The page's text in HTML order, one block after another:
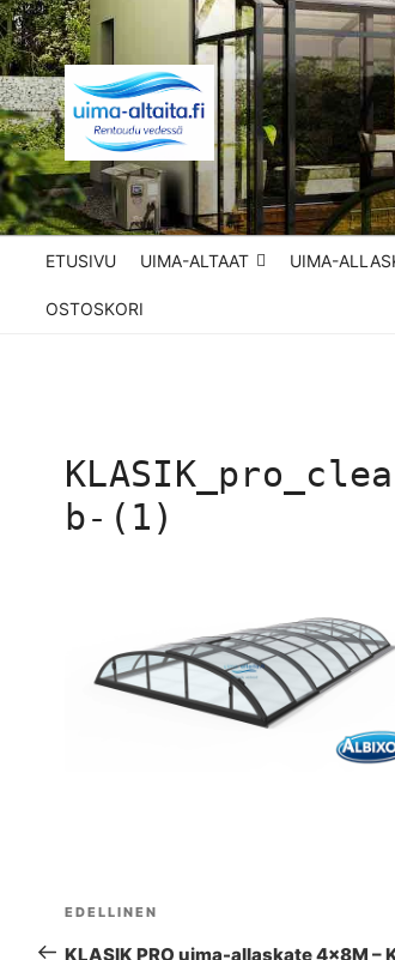
Siirry
sisältöön
UIMA-
Parhaat uima-altaat edullisesti
ETUSIVU UIMA-ALTAAT UIMA-
OSTOSKORI
b-(1)
Artikkelien
selaus
Edellinen
artikkeli
EDELLINEN
KLASIK PRO uima-allaskate 4×8M –